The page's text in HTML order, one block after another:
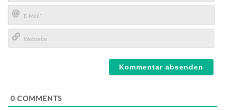
Name*
E-
Mail*
0 COMMENTS